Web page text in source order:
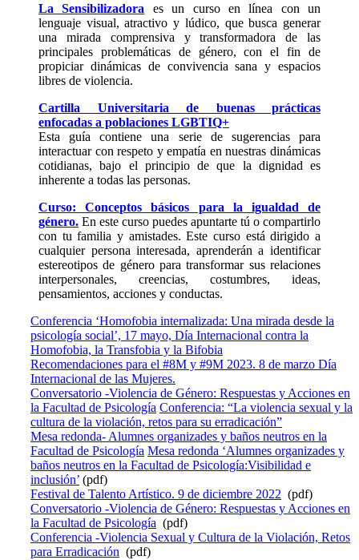
La Sensibilizadora
es un curso en línea con un
lenguaje visual, atractivo y lúdico, que busca generar
una mirada comprensiva y transformadora de las
principales problemáticas de género, con el fin de
propiciar dinámicas de convivencia sana y espacios
libres de violencia.
Cartilla Universitaria de buenas prácticas
enfocadas a poblaciones LGBTIQ+
Esta guía contiene una serie de sugerencias para
interactuar con respeto y empatía en nuestras dinámicas
cotidianas, bajo el principio de que la dignidad es
inherente a todas las personas.
Curso: Conceptos básicos para la igualdad de
género. En este curso puedes apuntarte tú o compartirlo
con tu familia y amistades. Este curso está dirigido a
cualquier persona interesada, aprenderán a identificar
estereotipos de género para transformar sus relaciones
interpersonales, creencias, costumbres, ideas,
pensamientos, acciones y conductas.
Conferencia ‘Homofobia internalizada: Una mirada desde la
psicología social’, 17 mayo, Día Internacional contra la
Homofobia, la Transfobia y la Bifobia
Recomendaciones para el #8M y #9M 2023. 8 de marzo Día
Internacional de las Mujeres.
Conversatorio -Violencia de Género: Respuestas y Acciones en
la Facultad de Psicología Conferencia: “La violencia sexual y la
cultura de la violación, retos para su erradicación”
Mesa redonda- Alumnes organizades y baños neutros en la
Facultad de Psicología Mesa redonda ‘Alumnes organizades y
baños neutros en la Facultad de Psicología:Visibilidad e
inclusión’ (pdf)
Festival de Talento Artístico. 9 de diciembre 2022 (pdf)
Conversatorio -Violencia de Género: Respuestas y Acciones en
la Facultad de Psicología (pdf)
Conferencia -Violencia Sexual y Cultura de la Violación, Retos
para Erradicación (pdf)